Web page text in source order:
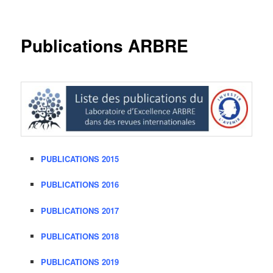
Publications ARBRE
PUBLICATIONS 2015
PUBLICATIONS 2016
PUBLICATIONS 2017
PUBLICATIONS 2018
PUBLICATIONS 2019